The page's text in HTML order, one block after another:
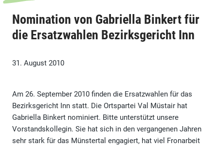
Nomination von Gabriella Binkert für
die Ersatzwahlen Bezirksgericht Inn
31. August 2010
Am 26. September 2010 finden die Ersatzwahlen für das
Bezirksgericht Inn statt. Die Ortspartei Val Müstair hat
Gabriella Binkert nominiert. Bitte unterstützt unsere
Vorstandskollegin. Sie hat sich in den vergangenen Jahren
sehr stark für das Münstertal engagiert, hat viel Fronarbeit